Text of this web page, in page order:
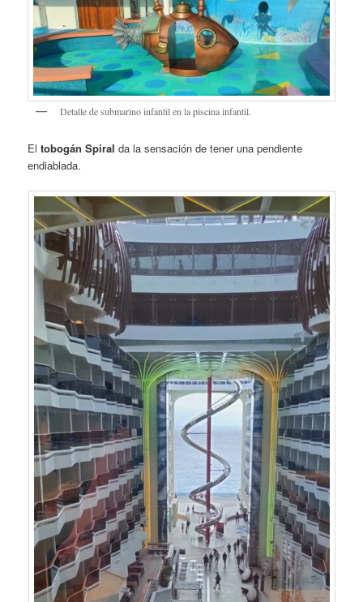
Detalle de submarino infantil en la piscina infantil.
El tobogán Spiralda la sensación de tener una pendiente
endiablada.